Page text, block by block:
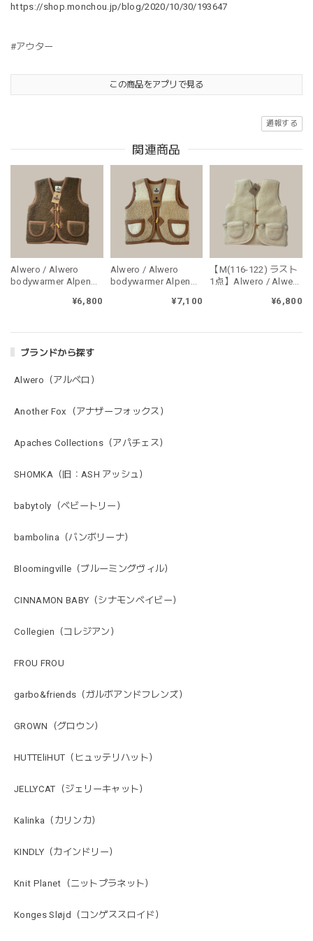
ブランドから探す
Alwero（アルベロ）
Another Fox（アナザーフォックス）
Apaches Collections（アパチェス）
SHOMKA（旧：ASH アッシュ）
babytoly（ベビートリー）
bambolina（バンボリーナ）
Bloomingville（ブルーミングヴィル）
CINNAMON BABY（シナモンベイビー）
Collegien（コレジアン）
FROU FROU
garbo&friends（ガルボアンドフレンズ）
GROWN（グロウン）
HUTTEliHUT（ヒュッテリハット）
JELLYCAT（ジェリーキャット）
Kalinka（カリンカ）
KINDLY（カインドリー）
Knit Planet（ニットプラネット）
Konges Sløjd（コンゲススロイド）
https://shop.monchou.jp/blog/2020/10/30/193647
#アウター
この商品をアプリで見る
通報する
関連商品
Alwero / Alwero
bodywarmer Alpen
¥6,800
Alwero / Alwero
bodywarmer Alpen
¥7,100
【M(116-122) ラスト
1点】Alwero / Alwero
Junior - Natural¥6,800